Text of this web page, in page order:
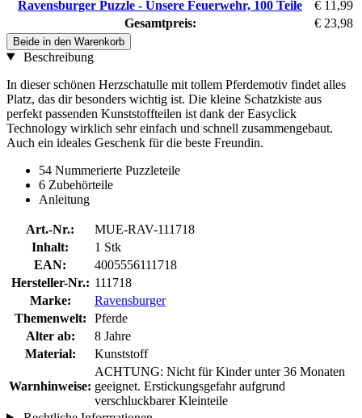
Ravensburger Puzzle - Unsere Feuerwehr, 100 Teile
€ 11,99
Gesamtpreis:
€ 23,98
Beide in den Warenkorb
Beschreibung
In dieser schönen Herzschatulle mit tollem Pferdemotiv findet alles
Platz, das dir besonders wichtig ist. Die kleine Schatzkiste aus
perfekt passenden Kunststoffteilen ist dank der Easyclick
Technology wirklich sehr einfach und schnell zusammengebaut.
Auch ein ideales Geschenk für die beste Freundin.
54 Nummerierte Puzzleteile
6 Zubehörteile
Anleitung
Art.-Nr.:
MUE-RAV-111718
Inhalt:
1 Stk
EAN:
4005556111718
Hersteller-Nr.: 111718
Marke:
Ravensburger
Themenwelt:
Pferde
Alter ab:
8 Jahre
Material:
Kunststoff
Warnhinweise:
ACHTUNG: Nicht für Kinder unter 36 Monaten
geeignet. Erstickungsgefahr aufgrund
verschluckbarer Kleinteile